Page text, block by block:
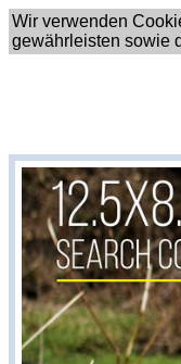
Wir verwenden
gewährleisten sowie